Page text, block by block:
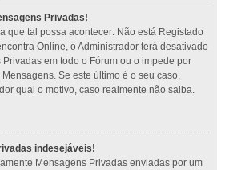
Privadas!
que tal possa acontecer: Não está Registado
Online, o Administrador terá desativado
em todo o Fórum ou o impede por
Se este último é o seu caso,
qual o motivo, caso realmente não saiba.
indesejáveis!
Mensagens Privadas enviadas por um